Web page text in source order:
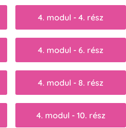
4. modul - 4. rész
4. modul - 6. rész
4. modul - 8. rész
4. modul - 10. rész